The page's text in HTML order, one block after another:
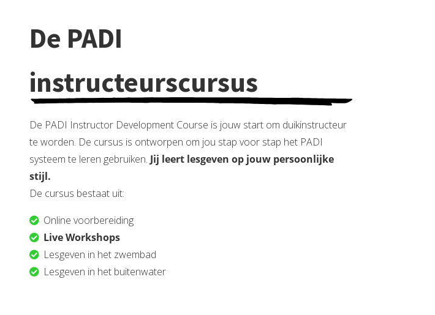
De PADI
instructeurscursus
De PADI Instructor Development Course is jouw start om duikinstructeur
te worden. De cursus is ontworpen om jou stap voor stap het PADI
systeem te leren gebruiken. Jij leert lesgeven op jouw persoonlijke
stijl.
De cursus bestaat uit:
Online voorbereiding
Live Workshops
Lesgeven in het zwembad
Lesgeven in het buitenwater